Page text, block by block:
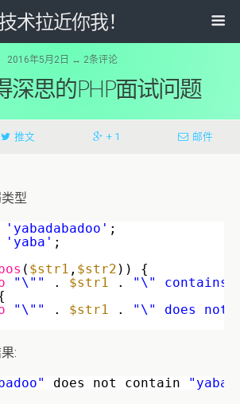
技术拉近你我！
2016年5月2日 ↔ 2条评论
深思的PHP面试问题
推文 + 1 邮件
型
'yabadabadoo' ;
'yaba' ;
( $str1 , $str2 )) {
"\"" . $str1 .
"\" contains
"\"" . $str1 .
"\" does not
:
does not contain
"yaba"